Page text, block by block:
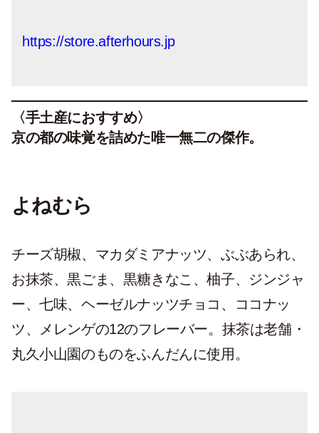
https://store.afterhours.jp
〈手土産におすすめ〉
京の都の味覚を詰めた唯一無二の傑作。
よねむら
チーズ胡椒、マカダミアナッツ、ぶぶあられ、
お抹茶、黒ごま、黒糖きなこ、柚子、ジンジャ
ー、七味、ヘーゼルナッツチョコ、ココナッ
ツ、メレンゲの12のフレーバー。抹茶は老舗・
丸久小山園のものをふんだんに使用。